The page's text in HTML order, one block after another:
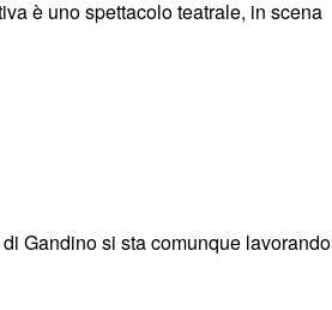
è uno spettacolo teatrale, in scena
Gandino si sta comunque lavorando